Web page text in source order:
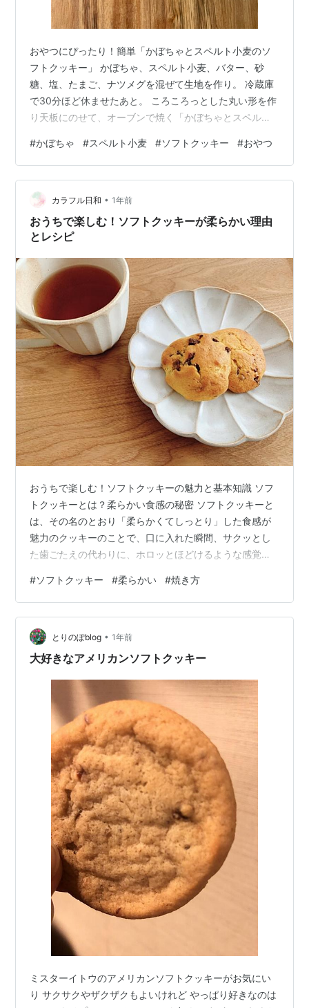
おやつにぴったり！簡単「かぼちゃとスペルト小麦のソ
フトクッキー」 かぼちゃ、スペルト小麦、バター、砂
糖、塩、たまご、ナツメグを混ぜて生地を作り。 冷蔵庫
で30分ほど休ませたあと。 ころころっとした丸い形を作
り天板にのせて、オーブンで焼く「かぼちゃとスペルト
ちゃとスペルト小麦のソフトクッキー」 材料は、かぼち
ゃ、スペルト小麦※、バター、砂糖、塩、たまご、ナツメ
グ。 ※スペルト小麦は、天然酵母パンによく使用してい
ますが。 香ばしく、栄養価も高いのでお料理やお菓子作
りにも小麦粉の代わりに使っています◎ ハンガリー語
で、スペルト小麦(古代小麦)=Tö…
#かぼちゃ #スペルト小麦 #ソフトクッキー #おやつ
カラフル日和 • 1年前
おうちで楽しむ！ソフトクッキーが柔らかい理由
とレシピ
おうちで楽しむ！ソフトクッキーの魅力と基本知識 ソフ
トクッキーとは？柔らかい食感の秘密 ソフトクッキーと
は、その名のとおり「柔らかくてしっとり」した食感が
魅力のクッキーのことで、口に入れた瞬間、サクッとし
た歯ごたえの代わりに、ホロッとほどけるような感覚が
料、焼き加減などがポイントとなります。 まるでケーキ
のようなふんわり食感で、特に小さなお子さんやお年寄
りにも食べやすく、幅広い世代に人気です。 最近ではカ
フェのスイーツとしても定番になりつつありますね。 ソ
フトクッキーとハードクッキーの違い ハードクッキー
#ソフトクッキー #柔らかい #焼き方
とりのぽblog • 1年前
大好きなアメリカンソフトクッキー
ミスターイトウのアメリカンソフトクッキーがお気にい
り サクサクやザクザクもよいけれど やっぱり好きなのは